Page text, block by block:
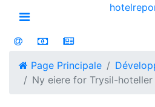
Open menu
hotel
Page Principale
Ny eiere for Trysil-hoteller